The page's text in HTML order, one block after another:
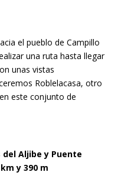
el pueblo de Campillo
una ruta hasta llegar
unas vistas
Roblelacasa, otro
este conjunto de
del Aljibe y Puente
y 390 m